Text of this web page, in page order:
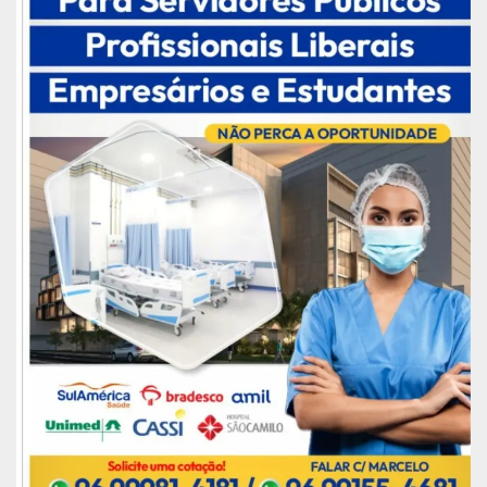
A íntegra da entrevista do diretor de
Obras do Exército Brasileiro
Por fim, ele destacou a mobilização política para
acelerar o processo de pavimentação da obra,
pois o projeto executivo – que representa o
planejamento final – está por ser aprovado pelo
DNIT, então o deslocamento das tropas, a
implantação do canteiro e as missões de
reconhecimento no terreno deveriam ser feitas
após a chancela do Ministério da Infraestrutura.
“Com isso a gente dá mais agilidade ao processo
e a nossa presença na estrada já vai ser muito
bom, para iniciar algumas etapas e intervir
sempre que a situação exigir, como atoleiros e
alagamentos comuns para essa época em que